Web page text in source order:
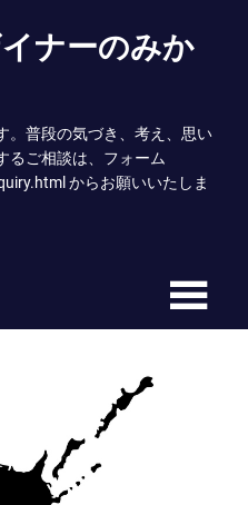
ナーのみか
。普段の気づき、考え、思い
るご相談は、フォーム
からお願いいたしま